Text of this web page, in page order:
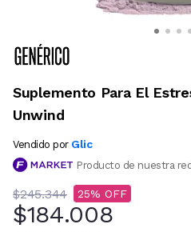
Suplemento Para El
Unwind
Vendido por Glic
Producto de nuestra
$245.344 25
$184.008